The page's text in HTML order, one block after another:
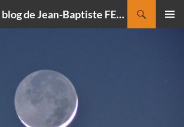
CIELMANIA : le blog de Jean-Baptiste FELDMANN, photographe du ciel